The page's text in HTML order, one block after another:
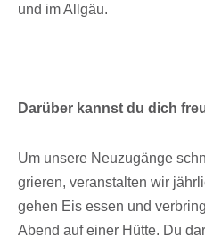
und im Allgäu.
Darüber kannst du dich
Um unsere Neuzu­gänge
grie­ren, veran­stal­ten wir
gehen Eis essen und
Abend auf einer Hütte. Du